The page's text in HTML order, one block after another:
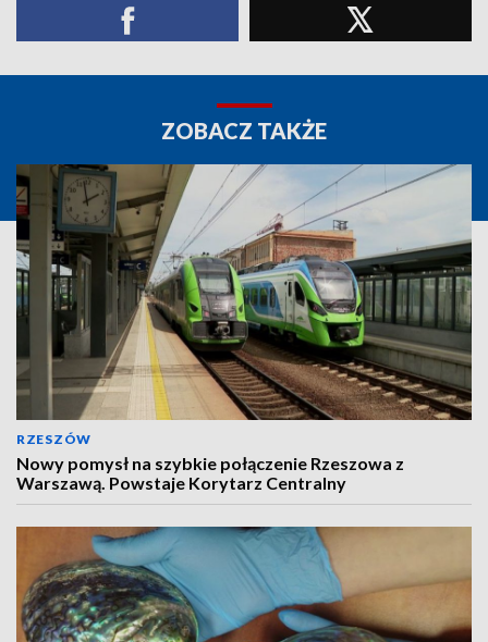
ZOBACZ TAKŻE
RZESZÓW
Nowy pomysł na szybkie połączenie Rzeszowa z
Warszawą. Powstaje Korytarz Centralny